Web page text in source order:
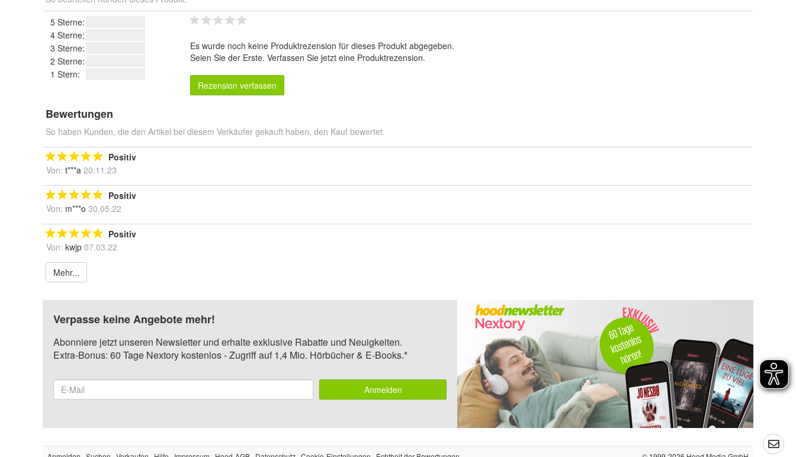
5 Sterne:
4 Sterne:
3 Sterne:
2 Sterne:
1 Stern:
Es wurde noch keine Produktrezension für dieses Produkt abgegeben.
Seien Sie der Erste. Verfassen Sie jetzt eine Produktrezension.
Rezension verfassen
Bewertungen
So haben Kunden, die den Artikel bei diesem Verkäufer gekauft haben, den Kauf bewertet.
Positiv
Von: t***a 20.11.23
Positiv
Von: m***o 30.05.22
Positiv
Von: kwjp 07.03.22
Mehr...
Verpasse keine Angebote mehr!
Abonniere jetzt unseren Newsletter und erhalte exklusive Rabatte und Neuigkeiten.
Extra-Bonus: 60 Tage Nextory kostenlos - Zugriff auf 1,4 Mio. Hörbücher & E-Books.*
Anmelden